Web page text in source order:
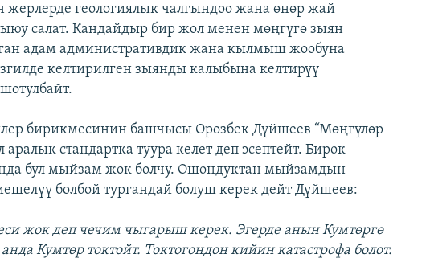
геологиялык чалгындоо жана өнөр жай
салат. Кандайдыр бир жол менен мөңгүгө зыян
адам административдик жана кылмыш жообуна
келтирилген зыянды калыбына келтирүү
бирикмесинин башчысы Орозбек Дүйшеев “Мөңгүлөр
стандартка туура келет деп эсептейт. Бирок
бул мыйзам жок болчу. Ошондуктан мыйзамдын
болбой тургандай болуш керек дейт Дүйшеев:
жок деп чечим чыгарыш керек. Эгерде анын Кумтөргө
Кумтөр токтойт. Токтогондон кийин катастрофа болот.